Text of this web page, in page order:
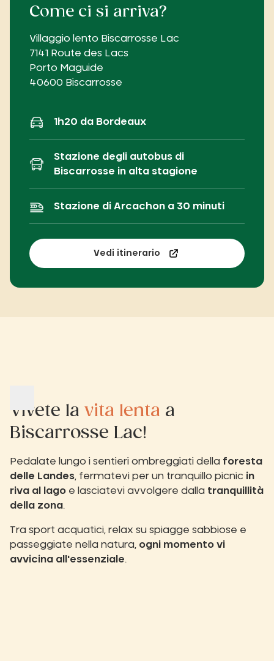
Come ci si arriva?
Villaggio lento Biscarrosse Lac
7141 Route des Lacs
Porto Maguide
40600 Biscarrosse
1h20 da Bordeaux
Stazione degli autobus di
Biscarrosse in alta stagione
Stazione di Arcachon a 30 minuti
Vedi itinerario
Vivete la vita lenta a
Biscarrosse Lac!
Pedalate lungo i sentieri ombreggiati della foresta
delle Landes , fermatevi per un tranquillo picnic in
riva al lago e lasciatevi avvolgere dalla tranquillità
della zona.
Tra sport acquatici, relax su spiagge sabbiose e
passeggiate nella natura, ogni momento vi
avvicina all'essenziale.